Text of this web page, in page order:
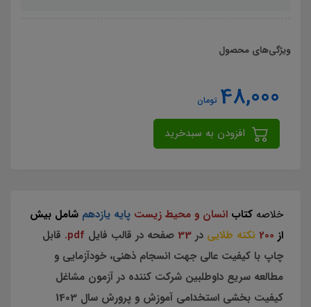
ویژگی‌های محصول
48,000 تومان
خلاصه کتاب انسان و محیط زیست پایه یازدهم شامل بیش
از 200 نکته طلایی در 33 صفحه در قالب فایل pdf. قابل
چاپ با کیفیت عالی جهت انسجام ذهنی، خودآزمایی و
مطالعه سریع داوطلبین شرکت کننده در آزمون مشاغل
کیفیت بخشی استخدامی آموزش و پرورش سال 1403